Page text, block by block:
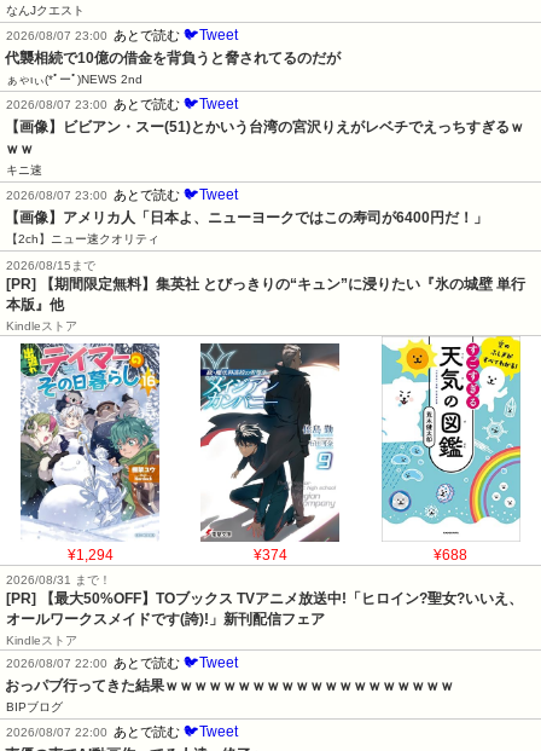
なんJクエスト
2026/08/07 23:00
あとで読む 🐦Tweet
代襲相続で10億の借金を背負うと脅されてるのだが
ぁゃιぃ(*ﾟーﾟ)NEWS 2nd
2026/08/07 23:00
あとで読む 🐦Tweet
【画像】ビビアン・スー(51)とかいう台湾の宮沢りえがレベチでえっちすぎるｗ
ｗｗ
キニ速
2026/08/07 23:00
あとで読む 🐦Tweet
【画像】アメリカ人「日本よ、ニューヨークではこの寿司が6400円だ！」
【2ch】ニュー速クオリティ
2026/08/15まで
[PR] 【期間限定無料】集英社 とびっきりの“キュン”に浸りたい『氷の城壁 単行
本版』他
Kindleストア
¥1,294 ¥374 ¥688
2026/08/31 まで！
[PR] 【最大50%OFF】TOブックス TVアニメ放送中!「ヒロイン?聖女?いいえ、
オールワークスメイドです(誇)!」新刊配信フェア
Kindleストア
2026/08/07 22:00
あとで読む 🐦Tweet
おっパブ行ってきた結果ｗｗｗｗｗｗｗｗｗｗｗｗｗｗｗｗｗｗｗｗ
BIPブログ
2026/08/07 22:00
あとで読む 🐦Tweet